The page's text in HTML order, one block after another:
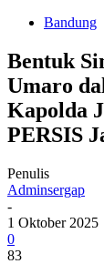
Bandung
Bentuk
Umaro
Kapolda
PERSIS
Penulis
Adminsergap
-
1 Oktober 2025
0
83